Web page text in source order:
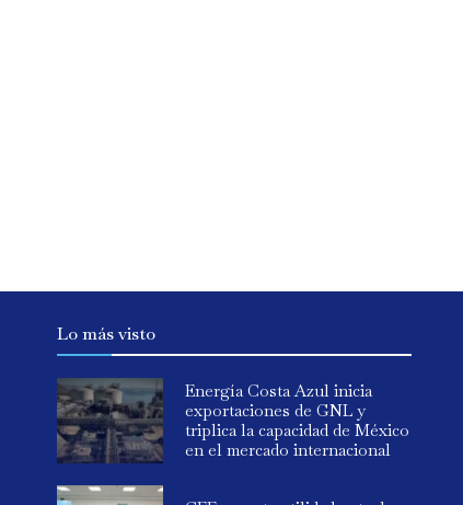
Lo más visto
Energía Costa Azul inicia
exportaciones de GNL y
triplica la capacidad de México
en el mercado internacional